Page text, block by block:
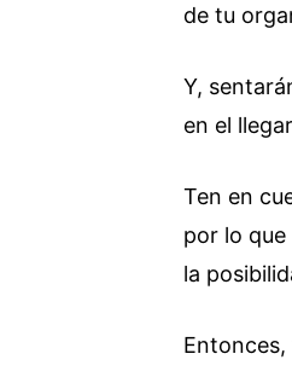
de tu
Y,
en el
Ten en
por lo que
la